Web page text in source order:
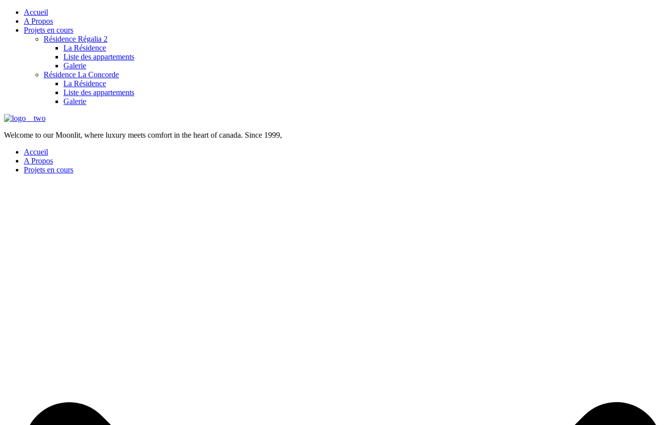
Accueil
A Propos
Projets en cours
Résidence Régalia 2
La Résidence
Liste des appartements
Galerie
Résidence La Concorde
La Résidence
Liste des appartements
Galerie
Welcome to our Moonlit, where luxury meets comfort in the heart of canada. Since 1999,
Accueil
A Propos
Projets en cours